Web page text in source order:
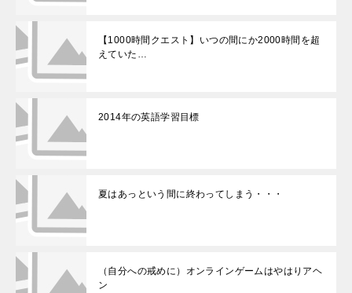
【1000時間クエスト】いつの間にか2000時間を超
えていた…
2014年の英語学習目標
夏はあっという間に終わってしまう・・・
（自分への戒めに）オンラインゲームはやはりアヘ
ン